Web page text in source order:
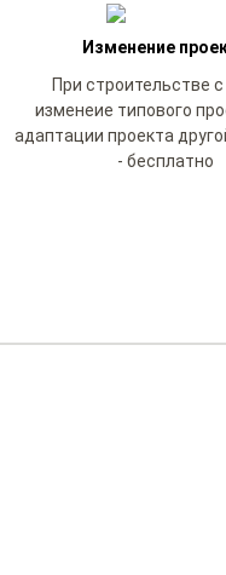
Изменение
При строительстве
изменеие типового
адаптации проекта
- бесплатно